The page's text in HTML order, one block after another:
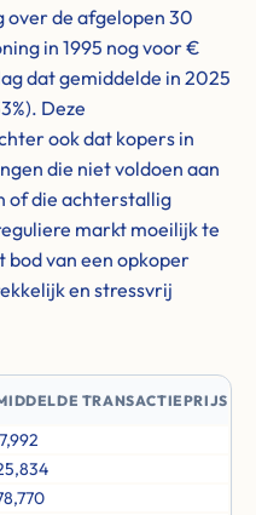
over de afgelopen 30
in 1995 nog voor €
dat gemiddelde in 2025
Deze
ook dat kopers in
die niet voldoen aan
of die achterstallig
markt moeilijk te
van een opkoper
en stressvrij
TRANSACTIEPRIJS